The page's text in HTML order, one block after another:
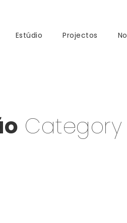
Estúdio Projectos
Category